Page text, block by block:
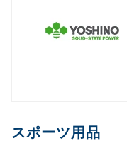
スポーツ用品